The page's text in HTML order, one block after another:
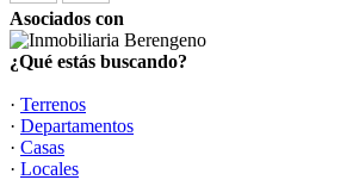
Asociados con
¿Qué estás buscando?
· Terrenos
· Departamentos
· Casas
· Locales